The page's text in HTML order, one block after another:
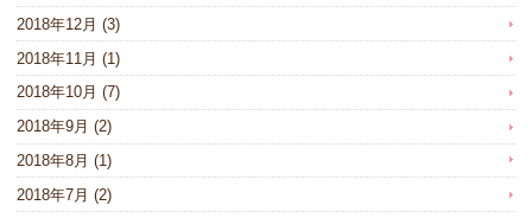
2018年12月 (3)
2018年11月 (1)
2018年10月 (7)
2018年9月 (2)
2018年8月 (1)
2018年7月 (2)